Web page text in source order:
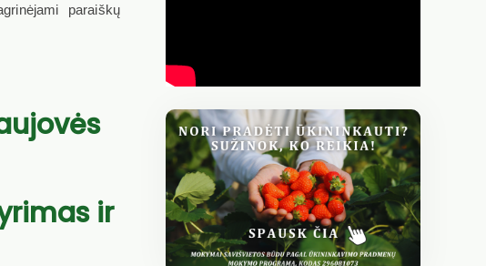
paraiškų
ir